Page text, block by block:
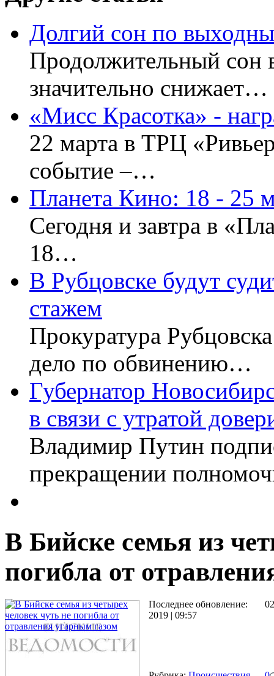
Долгий сон по
Продолжительный сон
значительно снижает…
«Мисс Красотка» -
22 марта в ТРЦ
событие –…
Планета Кино: 18 - 25
Сегодня и завтра в
18…
В Рубцовске будут
стажем
Прокуратура
дело по обвинению…
Губернатор
в связи с утратой
Владимир Путин
прекращении
В Бийске семья из
погибла от
Последнее обновление:
2019 | 09:57